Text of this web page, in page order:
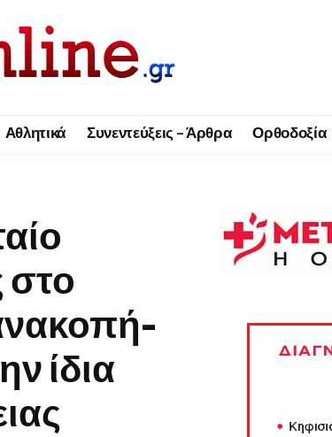
Αθλητικά Συνεντεύξεις – Άρθρα Ορθοδοξία
στο
ίδια